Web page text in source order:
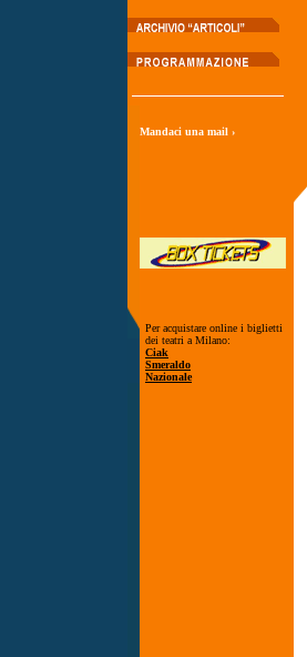
Mandaci una mail ›
Per acquistare online i biglietti
dei teatri a Milano:
Ciak
Smeraldo
Nazionale